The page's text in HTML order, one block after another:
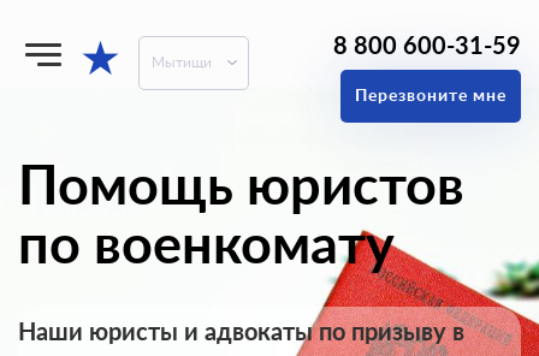
★ Мытищи
8 800 600-31-59
Перезвоните мне
Помощь юристов
по военкомату
Наши юристы и адвокаты по призыву в